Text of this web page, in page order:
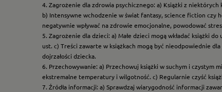
4. Zagrożenie dla zdrowia psychicznego: a) Książki z
b) Intensywne wchodzenie w świat fantasy, science fiction
negatywnie wpływać na zdrowie emocjonalne, powodować
5. Zagrożenie dla dzieci: a) Małe dzieci mogą wkładać książki
ust. c) Treści zawarte w książkach mogą być nieodpowiednie
dojrzałości dziecka.
6. Przechowywanie: a) Przechowuj książki w suchym i czystym
ekstremalne temperatury i wilgotność. c) Regularnie czyść
7. Źródła informacji: a) Sprawdzaj wiarygodność informacji